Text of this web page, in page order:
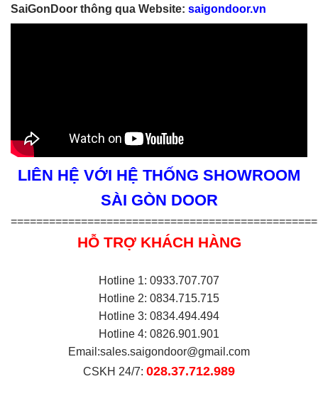
SaiGonDoor thông qua Website: saigondoor.vn
LIÊN HỆ VỚI HỆ THỐNG SHOWROOM
SÀI GÒN DOOR
================================================
HỖ TRỢ KHÁCH HÀNG
Hotline 1: 0933.707.707
Hotline 2: 0834.715.715
Hotline 3: 0834.494.494
Hotline 4: 0826.901.901
Email:sales.saigondoor@gmail.com
CSKH 24/7: 028.37.712.989